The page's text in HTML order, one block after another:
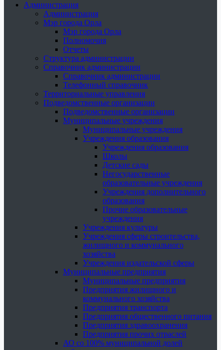
Администрация
Администрация
Мэр города Орла
Мэр города Орла
Полномочия
Отчеты
Структура администрации
Справочник администрации
Справочник администрации
Телефонный справочник
Территориальные управления
Подведомственные организации
Подведомственные организации
Муниципальные учреждения
Муниципальные учреждения
Учреждения образования
Учреждения образования
Школы
Детские сады
Негосударственные
образовательные учреждения
Учреждения дополнительного
образования
Прочие образовательные
учреждения
Учреждения культуры
Учреждения сферы строительства,
жилищного и коммунального
хозяйства
Учреждения издательской сферы
Муниципальные предприятия
Муниципальные предприятия
Предприятия жилищного и
коммунального хозяйства
Предприятия транспорта
Предприятия общественного питания
Предприятия здравоохранения
Предприятия прочих отраслей
АО со 100% муниципальной долей